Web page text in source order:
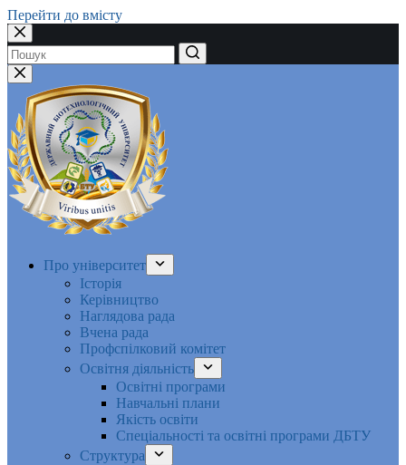
Перейти до вмісту
Немає
результатів
Про університет
Історія
Керівництво
Наглядова рада
Вчена рада
Профспілковий комітет
Освітня діяльність
Освітні програми
Навчальні плани
Якість освіти
Спеціальності та освітні програми ДБТУ
Структура